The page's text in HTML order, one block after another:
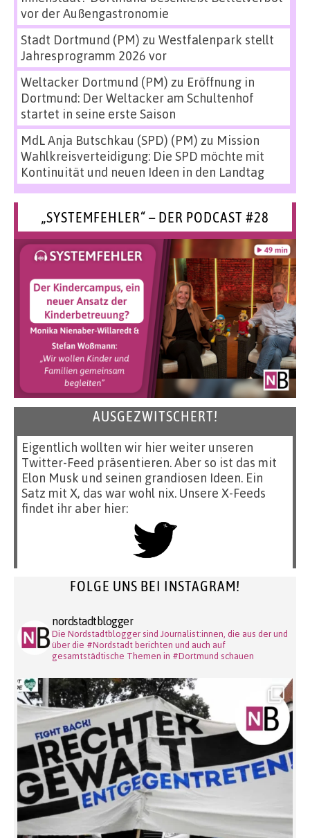
vor der Außengastronomie
Stadt Dortmund (PM) zu Westfalenpark stellt
Jahresprogramm 2026 vor
Weltacker Dortmund (PM) zu Eröffnung in
Dortmund: Der Weltacker am Schultenhof
startet in seine erste Saison
MdL Anja Butschkau (SPD) (PM) zu Mission
Wahlkreisverteidigung: Die SPD möchte mit
Kontinuität und neuen Ideen in den Landtag
„SYSTEMFEHLER“ – DER PODCAST #28
AUSGEZWITSCHERT!
Eigentlich wollten wir hier weiter unseren
Twitter-Feed präsentieren. Aber so ist das mit
Elon Musk und seinen grandiosen Ideen. Ein
Satz mit X, das war wohl nix. Unsere X-Feeds
findet ihr aber hier:
FOLGE UNS BEI INSTAGRAM!
nordstadtblogger
Die Nordstadtblogger sind Journalist:innen, die aus der und
über die #Nordstadt berichten und auch auf
gesamtstädtische Themen in #Dortmund schauen